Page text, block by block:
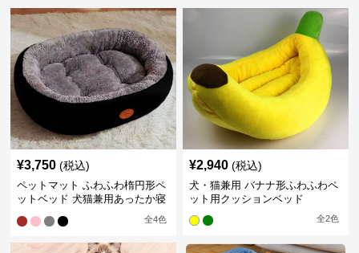
¥3,750 (税込)
ペットマット ふわふわ楕円形ペ
ットベッド 犬猫兼用あったか寝
全4色
¥2,940 (税込)
犬・猫兼用 バナナ形ふわふわペ
ット用クッションベッド
全2色